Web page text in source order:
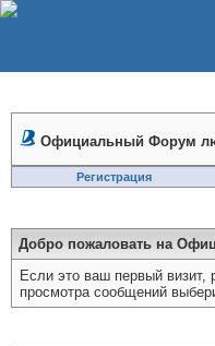
Официальный Форум
Регистрация
Добро пожаловать на
Если это ваш первый визит,
просмотра сообщений